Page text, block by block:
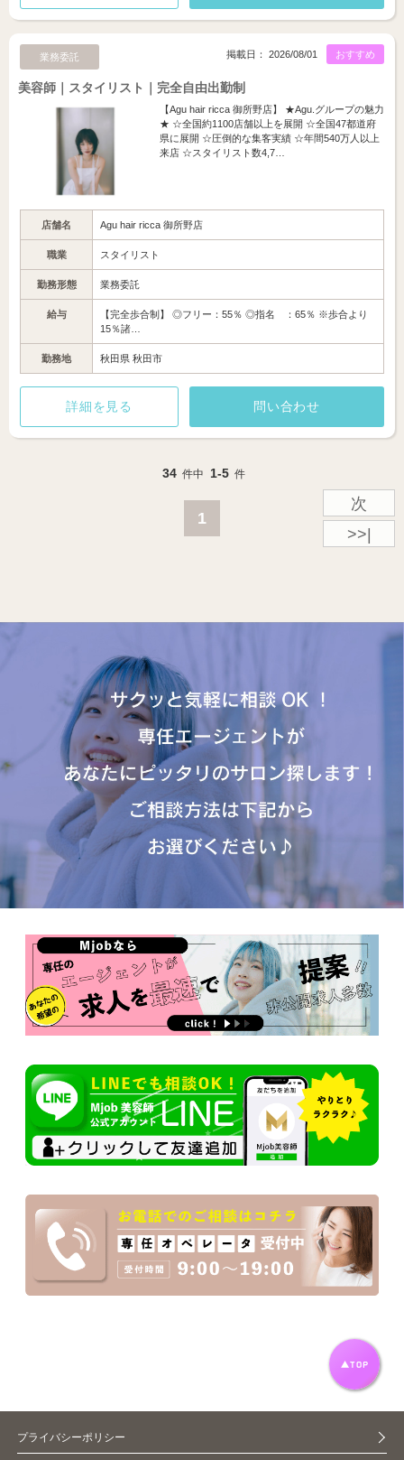
業務委託 おすすめ
掲載日： 2026/08/01
美容師｜スタイリスト｜完全自由出勤制
【Agu hair ricca 御所野店】 ★Agu.グループの魅力
★ ☆全国約1100店舗以上を展開 ☆全国47都道府
県に展開 ☆圧倒的な集客実績 ☆年間540万人以上
来店 ☆スタイリスト数4,7…
店舗名 Agu hair ricca 御所野店
職業 スタイリスト
勤務形態 業務委託
給与
【完全歩合制】 ◎フリー：55％ ◎指名 ：65％ ※歩合より
15％諸…
勤務地 秋田県 秋田市
詳細を見る 問い合わせ
34 件中 1-5 件
1
次
>>|
プライバシーポリシー